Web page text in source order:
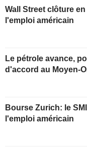
Wall Street clôture
l'emploi américain
Le pétrole avance,
d'accord au Moyen-
Bourse Zurich: le
l'emploi américain